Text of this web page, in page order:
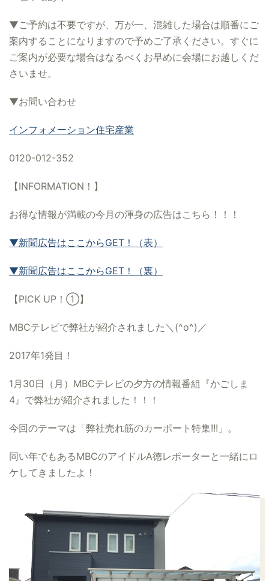
▼ご予約は不要ですが、万が一、混雑した場合は順番にご
案内することになりますので予めご了承ください。すぐに
ご案内が必要な場合はなるべくお早めに会場にお越しくだ
さいませ。
▼お問い合わせ
インフォメーション住宅産業
0120-012-352
【INFORMATION！】
お得な情報が満載の今月の渾身の広告はこちら！！！
▼新聞広告はここからGET！（表）
▼新聞広告はここからGET！（裏）
【PICK UP！①】
MBCテレビで弊社が紹介されました＼(^o^)／
2017年1発目！
1月30日（月） MBCテレビの夕方の情報番組『かごしま
4』で弊社が紹介されました！！！
今回のテーマは「弊社売れ筋のカーポート特集!!!」。
同い年でもあるMBCのアイドルA徳レポーターと一緒にロ
ケしてきましたよ！